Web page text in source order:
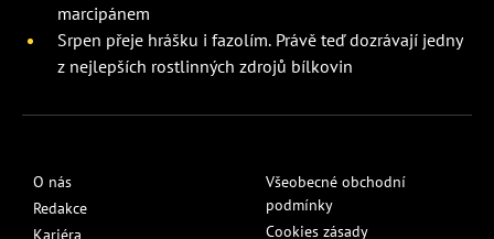
marcipánem
Srpen přeje hrášku i fazolím. Právě teď dozrávají jedny
z nejlepších rostlinných zdrojů bílkovin
O nás
Redakce
Kariéra
Všeobecné obchodní
podmínky
Cookies zásady